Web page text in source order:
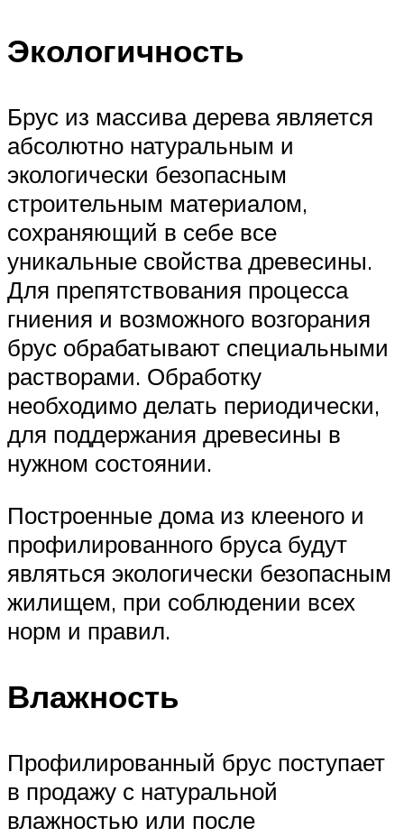
Экологичность
Брус из массива дерева является
абсолютно натуральным и
экологически безопасным
строительным материалом,
сохраняющий в себе все
уникальные свойства древесины.
Для препятствования процесса
гниения и возможного возгорания
брус обрабатывают специальными
растворами. Обработку
необходимо делать периодически,
для поддержания древесины в
нужном состоянии.
Построенные дома из клееного и
профилированного бруса будут
являться экологически безопасным
жилищем, при соблюдении всех
норм и правил.
Влажность
Профилированный брус поступает
в продажу с натуральной
влажностью или после